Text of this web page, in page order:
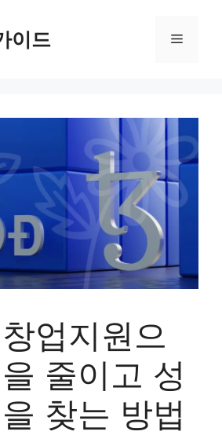
이드 메
업지원으
줄이고 성
찾는 방법